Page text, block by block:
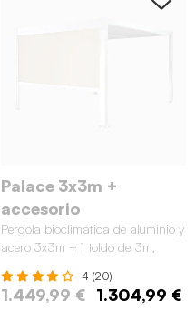
Palace 3x3m +
accesorio
Pergola bioclimática de aluminio y
acero 3x3m + 1 toldo de 3m,
4 (20)
1.449,99 € 1.304,99 €